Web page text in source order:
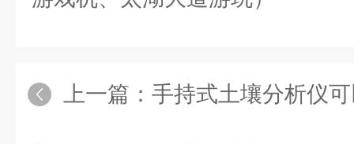
上一篇： 手持式土壤分析仪可以助力